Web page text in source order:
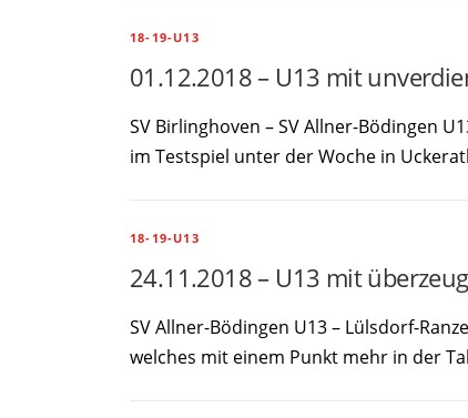
18-19-U13
01.12.2018 – U13 mit
SV Birlinghoven – SV Allner-Bödingen
im Testspiel unter der Woche in
18-19-U13
24.11.2018 – U13 mit
SV Allner-Bödingen U13 – Lülsdorf-
welches mit einem Punkt mehr in der